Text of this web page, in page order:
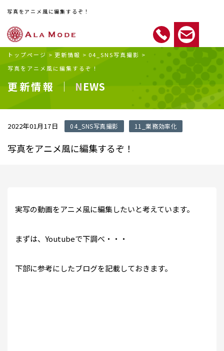
写真をアニメ風に編集するぞ！
トップページ > 更新情報 > 04_SNS写真撮影 >
写真をアニメ風に編集するぞ！
更新情報 ｜ NEWS
2022年01月17日 04_SNS写真撮影 11_業務効率化
写真をアニメ風に編集するぞ！
実写の動画をアニメ風に編集したいと考えています。
まずは、Youtubeで下調べ・・・
下部に参考にしたブログを記載しておきます。